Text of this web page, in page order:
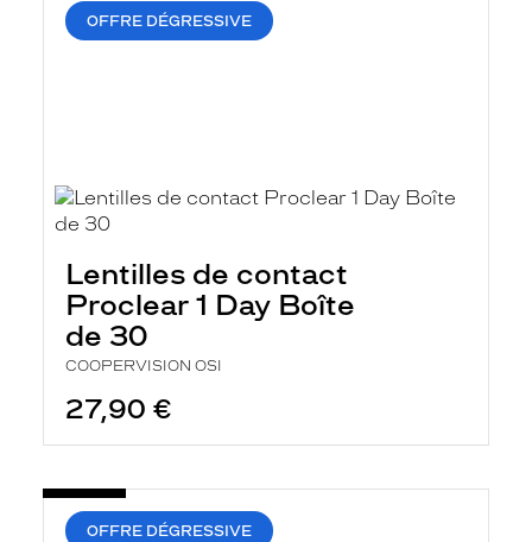
OFFRE DÉGRESSIVE
Lentilles de contact
Proclear 1 Day Boîte
de 30
COOPERVISION OSI
27,90 €
OFFRE DÉGRESSIVE